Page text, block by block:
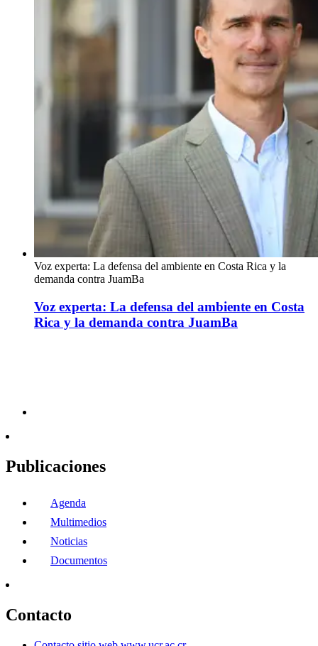
Voz experta: La defensa del ambiente en Costa Rica y la
demanda contra JuamBa
Voz experta: La defensa del ambiente en Costa
Rica y la demanda contra JuamBa
Publicaciones
Agenda
Multimedios
Noticias
Documentos
Contacto